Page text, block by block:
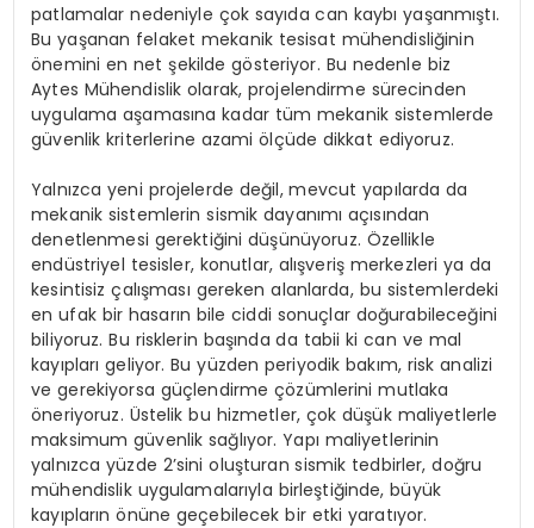
patlamalar nedeniyle çok sayıda can kaybı yaşanmıştı.
Bu yaşanan felaket mekanik tesisat mühendisliğinin
önemini en net şekilde gösteriyor. Bu nedenle biz
Aytes Mühendislik olarak, projelendirme sürecinden
uygulama aşamasına kadar tüm mekanik sistemlerde
güvenlik kriterlerine azami ölçüde dikkat ediyoruz.
Yalnızca yeni projelerde değil, mevcut yapılarda da
mekanik sistemlerin sismik dayanımı açısından
denetlenmesi gerektiğini düşünüyoruz. Özellikle
endüstriyel tesisler, konutlar, alışveriş merkezleri ya da
kesintisiz çalışması gereken alanlarda, bu sistemlerdeki
en ufak bir hasarın bile ciddi sonuçlar doğurabileceğini
biliyoruz. Bu risklerin başında da tabii ki can ve mal
kayıpları geliyor. Bu yüzden periyodik bakım, risk analizi
ve gerekiyorsa güçlendirme çözümlerini mutlaka
öneriyoruz. Üstelik bu hizmetler, çok düşük maliyetlerle
maksimum güvenlik sağlıyor. Yapı maliyetlerinin
yalnızca yüzde 2’sini oluşturan sismik tedbirler, doğru
mühendislik uygulamalarıyla birleştiğinde, büyük
kayıpların önüne geçebilecek bir etki yaratıyor.